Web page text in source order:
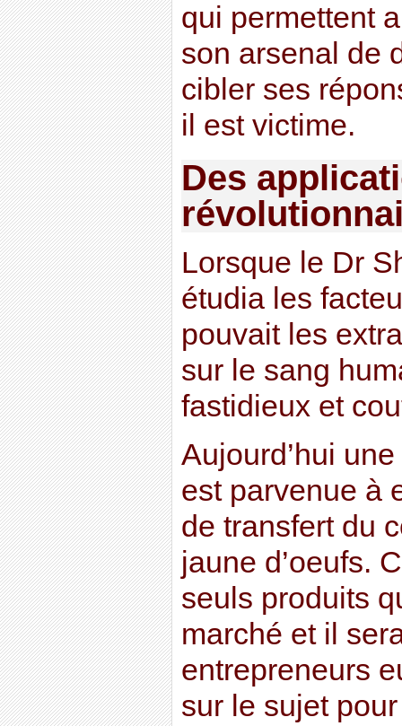
qui permettent
son arsenal de
cibler ses
il est victime.
Des
Lorsque le Dr
étudia les
pouvait les
sur le sang
fastidieux et
Aujourd’hui
est parvenue à
de transfert du
jaune d’oeufs.
seuls produits
marché et il
entrepreneurs
sur le sujet